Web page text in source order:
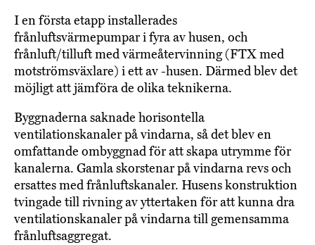
I en första etapp installerades
frånluftsvärmepumpar i fyra av husen, och
frånluft/tilluft med värmeåtervinning (FTX med
motströmsväxlare) i ett av -husen. Därmed blev det
möjligt att jämföra de olika teknikerna.
Byggnaderna saknade horisontella
ventilationskanaler på vindarna, så det blev en
omfattande ombyggnad för att skapa utrymme för
kanalerna. Gamla skorstenar på vindarna revs och
ersattes med frånluftskanaler. Husens konstruktion
tvingade till rivning av yttertaken för att kunna dra
ventilationskanaler på vindarna till gemensamma
frånluftsaggregat.